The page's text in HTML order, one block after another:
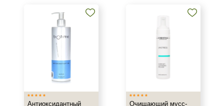
Ингредиенты
AHA-кислоты
Аминокислоты
Время применения
Антиоксидантный
Очищающий мусс-